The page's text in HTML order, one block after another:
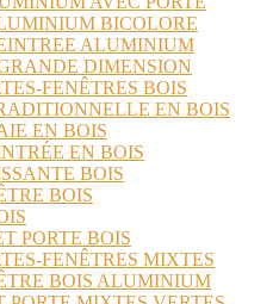
BICOLORE
ALUMINIUM
DIMENSION
FENÊTRES BOIS
EN BOIS
EN BOIS
EN BOIS
BOIS
BOIS
PORTE BOIS
FENÊTRES MIXTES
BOIS ALUMINIUM